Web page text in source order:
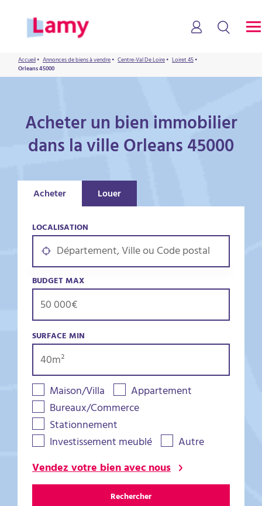
Accueil• Annonces de biens à vendre• Centre-Val De Loire• Loiret 45•
Orleans 45000
Acheter un bien immobilier
dans la ville Orleans 45000
Acheter Louer
LOCALISATION
BUDGET MAX
SURFACE MIN
Maison/Villa
Appartement
Bureaux/Commerce
Stationnement
Investissement meublé
Autre
Vendez votre bien avec nous
Rechercher